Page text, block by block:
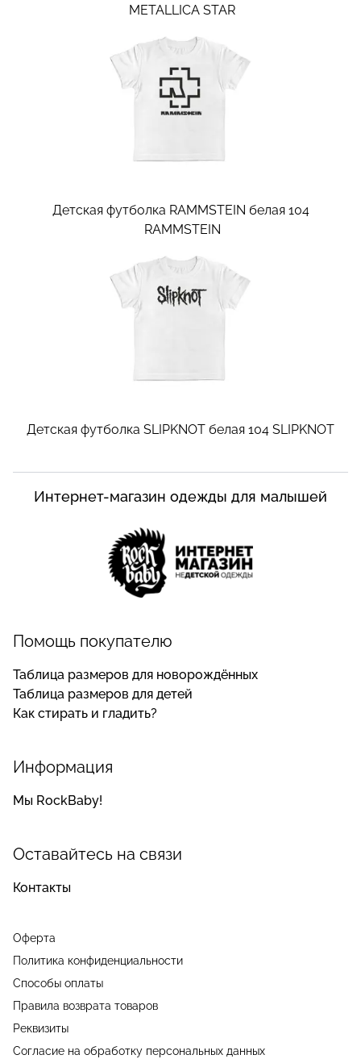
METALLICA STAR
Детская футболка RAMMSTEIN белая 104
RAMMSTEIN
Детская футболка SLIPKNOT белая 104 SLIPKNOT
Интернет-магазин одежды для малышей
Помощь покупателю
Таблица размеров для новорождённых
Таблица размеров для детей
Как стирать и гладить?
Информация
Мы RockBaby!
Оставайтесь на связи
Контакты
Оферта
Политика конфиденциальности
Способы оплаты
Правила возврата товаров
Реквизиты
Согласие на обработку персональных данных